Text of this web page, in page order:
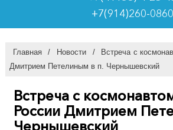
+7(914)260-0860
Главная / Новости /
Встреча с
Дмитрием Петелиным в п. Чернышевский
Встреча с
России Дмитрием
Чернышевский